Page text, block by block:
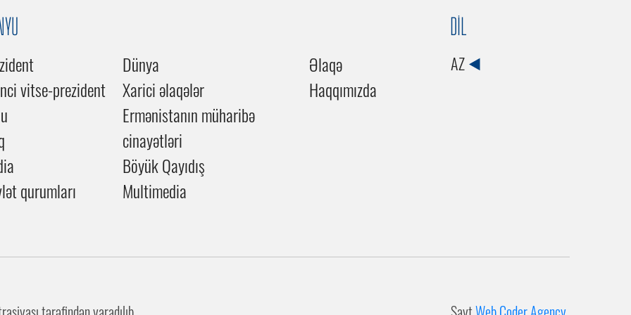
vitse-prezident
qurumları
Dünya
Xarici əlaqələr
Ermənistanın müharibə
cinayətləri
Böyük Qayıdış
Multimedia
Əlaqə
Haqqımızda
DİL
AZ